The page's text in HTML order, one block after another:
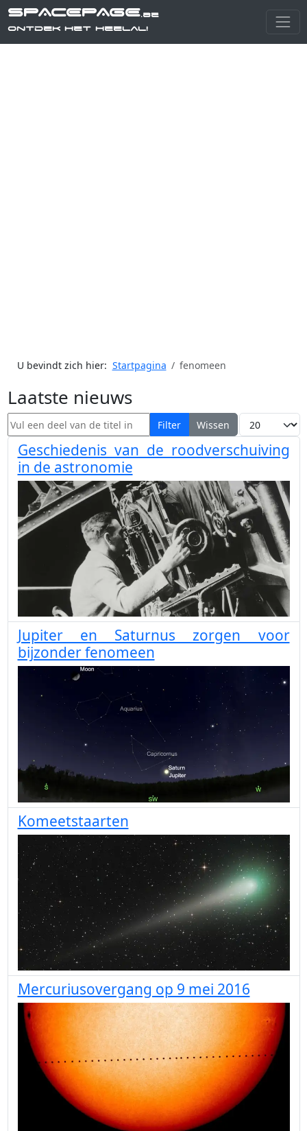
SPACEPAGE.be
Ontdek het heelal!
U bevindt zich hier: Startpagina fenomeen
Laatste nieuws
Vul een deel van de titel in Filter Wissen Toon #
Geschiedenis van de roodverschuiving
in de astronomie
Jupiter en Saturnus zorgen voor
bijzonder fenomeen
Komeetstaarten
Mercuriusovergang op 9 mei 2016